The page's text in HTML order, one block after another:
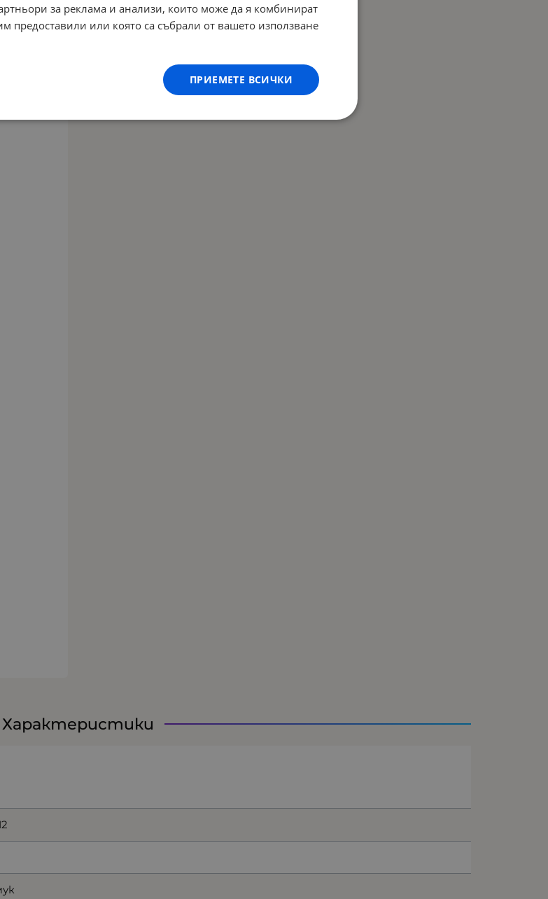
Характеристики
за реклама и анализи, които може да я комбинират
предоставили или която са събрали от вашето използване
ПРИЕМЕТЕ ВСИЧКИ